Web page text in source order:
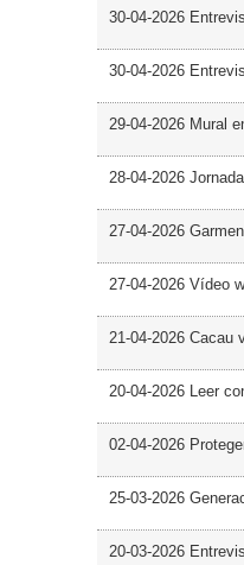
30-04-2026
30-04-2026
29-04-2026 Mural
28-04-2026
27-04-2026
27-04-2026 Vídeo
21-04-2026 Cacau
20-04-2026 Leer
02-04-2026
25-03-2026
20-03-2026